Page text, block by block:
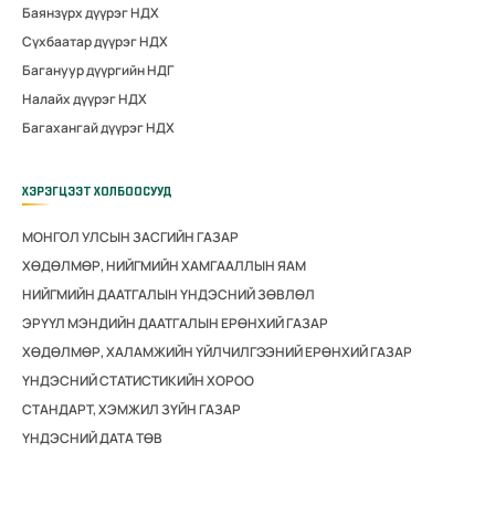
Баянзүрх дүүрэг НДХ
Сүхбаатар дүүрэг НДХ
Багануур дүүргийн НДГ
Налайх дүүрэг НДХ
Багахангай дүүрэг НДХ
ХЭРЭГЦЭЭТ ХОЛБООСУУД
МОНГОЛ УЛСЫН ЗАСГИЙН ГАЗАР
ХӨДӨЛМӨР, НИЙГМИЙН ХАМГААЛЛЫН ЯАМ
НИЙГМИЙН ДААТГАЛЫН ҮНДЭСНИЙ ЗӨВЛӨЛ
ЭРҮҮЛ МЭНДИЙН ДААТГАЛЫН ЕРӨНХИЙ ГАЗАР
ХӨДӨЛМӨР, ХАЛАМЖИЙН ҮЙЛЧИЛГЭЭНИЙ ЕРӨНХИЙ ГАЗАР
ҮНДЭСНИЙ СТАТИСТИКИЙН ХОРОО
СТАНДАРТ, ХЭМЖИЛ ЗҮЙН ГАЗАР
ҮНДЭСНИЙ ДАТА ТӨВ